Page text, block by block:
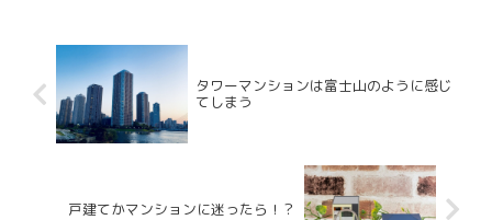
タワーマンションは富士山のように感じ
てしまう
戸建てかマンションに迷ったら！？